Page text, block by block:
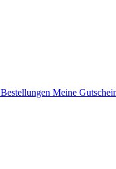
Bestellungen Meine